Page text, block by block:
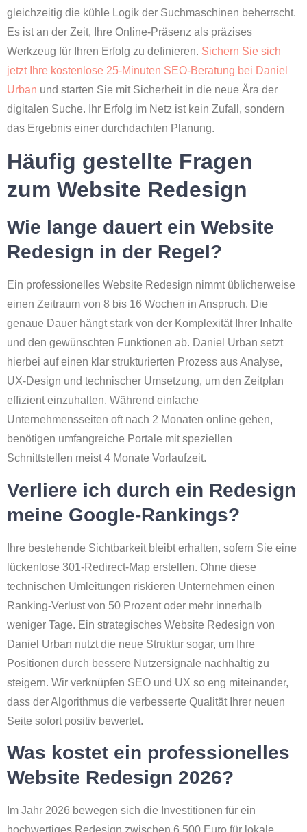
gleichzeitig die kühle Logik der Suchmaschinen beherrscht.
Es ist an der Zeit, Ihre Online-Präsenz als präzises
Werkzeug für Ihren Erfolg zu definieren. Sichern Sie sich
jetzt Ihre kostenlose 25-Minuten SEO-Beratung bei Daniel
Urban und starten Sie mit Sicherheit in die neue Ära der
digitalen Suche. Ihr Erfolg im Netz ist kein Zufall, sondern
das Ergebnis einer durchdachten Planung.
Häufig gestellte Fragen
zum Website Redesign
Wie lange dauert ein Website
Redesign in der Regel?
Ein professionelles Website Redesign nimmt üblicherweise
einen Zeitraum von 8 bis 16 Wochen in Anspruch. Die
genaue Dauer hängt stark von der Komplexität Ihrer Inhalte
und den gewünschten Funktionen ab. Daniel Urban setzt
hierbei auf einen klar strukturierten Prozess aus Analyse,
UX-Design und technischer Umsetzung, um den Zeitplan
effizient einzuhalten. Während einfache
Unternehmensseiten oft nach 2 Monaten online gehen,
benötigen umfangreiche Portale mit speziellen
Schnittstellen meist 4 Monate Vorlaufzeit.
Verliere ich durch ein Redesign
meine Google-Rankings?
Ihre bestehende Sichtbarkeit bleibt erhalten, sofern Sie eine
lückenlose 301-Redirect-Map erstellen. Ohne diese
technischen Umleitungen riskieren Unternehmen einen
Ranking-Verlust von 50 Prozent oder mehr innerhalb
weniger Tage. Ein strategisches Website Redesign von
Daniel Urban nutzt die neue Struktur sogar, um Ihre
Positionen durch bessere Nutzersignale nachhaltig zu
steigern. Wir verknüpfen SEO und UX so eng miteinander,
dass der Algorithmus die verbesserte Qualität Ihrer neuen
Seite sofort positiv bewertet.
Was kostet ein professionelles
Website Redesign 2026?
Im Jahr 2026 bewegen sich die Investitionen für ein
hochwertiges Redesign zwischen 6.500 Euro für lokale